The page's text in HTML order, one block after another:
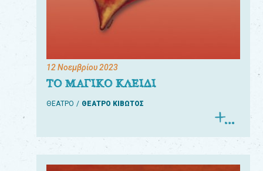
12 Νοεμβρίου 2023
ΤΟ ΜΑΓΙΚΟ ΚΛΕΙΔΙ
ΘΕΑΤΡΟ ΘΕΑΤΡΟ ΚΙΒΩΤΟΣ